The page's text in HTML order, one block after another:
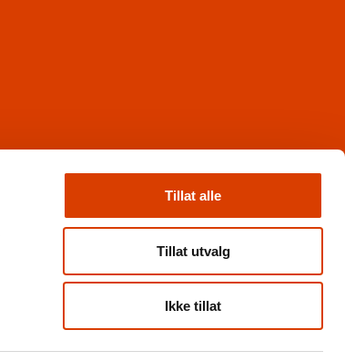
Tillat alle
Tillat utvalg
Ikke tillat
Nyhetsbrev
Books from Norway